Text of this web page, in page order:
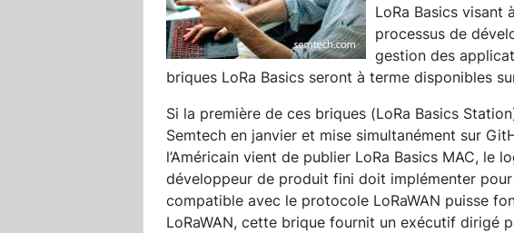
LoRa Basics visant
processus de
gestion des
briques LoRa Basics seront à terme disponibles
Si la première de ces briques (LoRa Basics
Semtech en janvier et mise simultanément sur
l’Américain vient de publier LoRa Basics MAC, le
développeur de produit fini doit implémenter
compatible avec le protocole LoRaWAN puisse
LoRaWAN, cette brique fournit un exécutif dirigé